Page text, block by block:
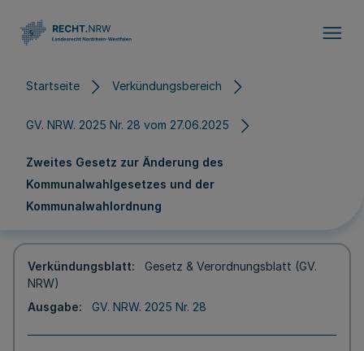
Startseite Verkündungsbereich
GV. NRW. 2025 Nr. 28 vom 27.06.2025
Zweites Gesetz zur Änderung des
Kommunalwahlgesetzes und der
Kommunalwahlordnung
Verkündungsblatt
Gesetz & Verordnungsblatt (GV.
NRW)
Ausgabe
GV. NRW. 2025 Nr. 28